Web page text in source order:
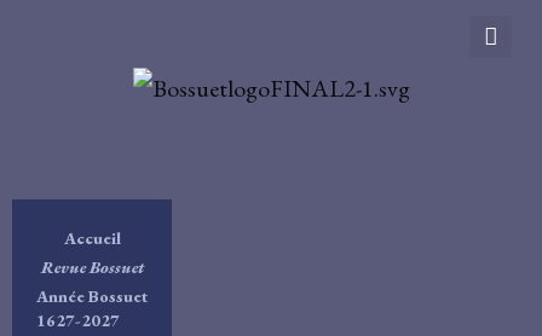
Accueil
Revue Bossuet
Année Bossuet
1627-2027